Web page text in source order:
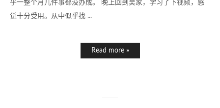
乎一整个月几件事都没办成。 晚上回到吴家，学习了下视频，感
觉十分受用。从中似乎找 ...
Read more »